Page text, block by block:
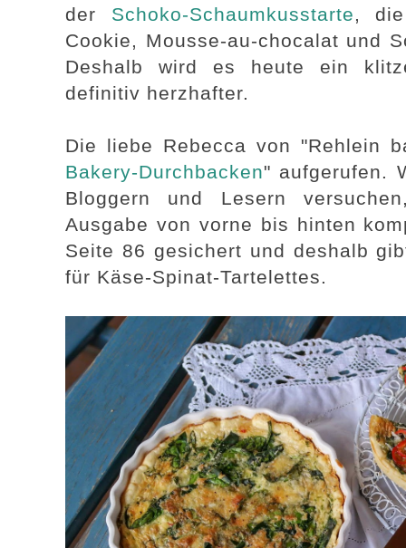
der Schoko-Schaumkusstarte ,
Cookie, Mousse-au-chocalat und
Deshalb wird es heute ein
definitiv herzhafter.
Die liebe Rebecca von "Rehlein
Bakery-Durchbacken" aufgerufen.
Bloggern und Lesern
Ausgabe von vorne bis hinten
Seite 86 gesichert und deshalb
für Käse-Spinat-Tartelettes.